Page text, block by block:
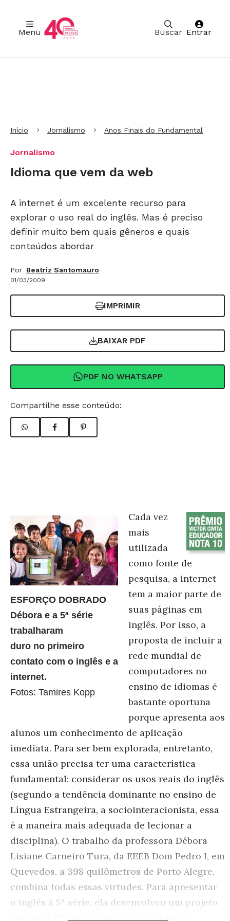
Buscar
Menu Entrar
Início Jornalismo Anos Finais do Fundamental
Jornalismo
Idioma que vem da web
A internet é um excelente recurso para
explorar o uso real do inglês. Mas é preciso
definir muito bem quais gêneros e quais
conteúdos abordar
Por Beatriz Santomauro
01/03/2009
IMPRIMIR
BAIXAR PDF
PDF NO WHATSAPP
Compartilhe esse conteúdo:
ESFORÇO DOBRADO
Débora e a 5ª série
trabalharam
duro no primeiro
contato com o inglês e a
internet.
Fotos: Tamires Kopp
Cada vez
mais
utilizada
como fonte de
pesquisa, a internet
tem a maior parte de
suas páginas em
inglês. Por isso, a
proposta de incluir a
rede mundial de
computadores no
ensino de idiomas é
bastante oportuna
porque apresenta aos
alunos um conhecimento de aplicação
imediata. Para ser bem explorada, entretanto,
essa união precisa ter uma característica
fundamental: considerar os usos reais do inglês
(segundo a tendência dominante no ensino de
Língua Estrangeira, a sociointeracionista, essa
é a maneira mais adequada de lecionar a
disciplina). O trabalho da professora Débora
Lisiane Carneiro Tura, da EEEB Dom Pedro I, em
Quevedos, a 398 quilômetros de Porto Alegre,
combina todas essas virtudes. Para apresentar
o inglês à 5ª série, ela desenvolveu um projeto
em que o idioma é ensinado com base na